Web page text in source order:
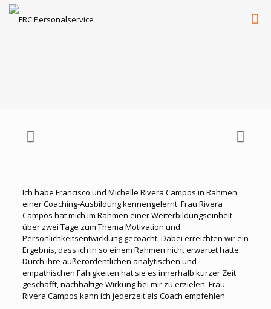
Ich habe Francisco und Michelle Rivera Campos in Rahmen
einer Coaching-Ausbildung kennengelernt. Frau Rivera
Campos hat mich im Rahmen einer Weiterbildungseinheit
über zwei Tage zum Thema Motivation und
Persönlichkeitsentwicklung gecoacht. Dabei erreichten wir ein
Ergebnis, dass ich in so einem Rahmen nicht erwartet hätte.
Durch ihre außerordentlichen analytischen und
empathischen Fähigkeiten hat sie es innerhalb kurzer Zeit
geschafft, nachhaltige Wirkung bei mir zu erzielen. Frau
Rivera Campos kann ich jederzeit als Coach empfehlen.